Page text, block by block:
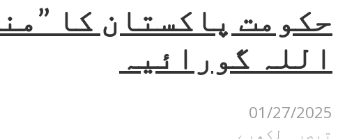
حکومت پاکستان کا
اللہ گورائیہ
01/27/2025
تبصرہ لکھیے